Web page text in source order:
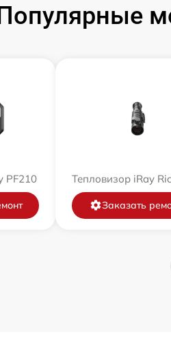
PF210 Тепловизор iRay
Заказать